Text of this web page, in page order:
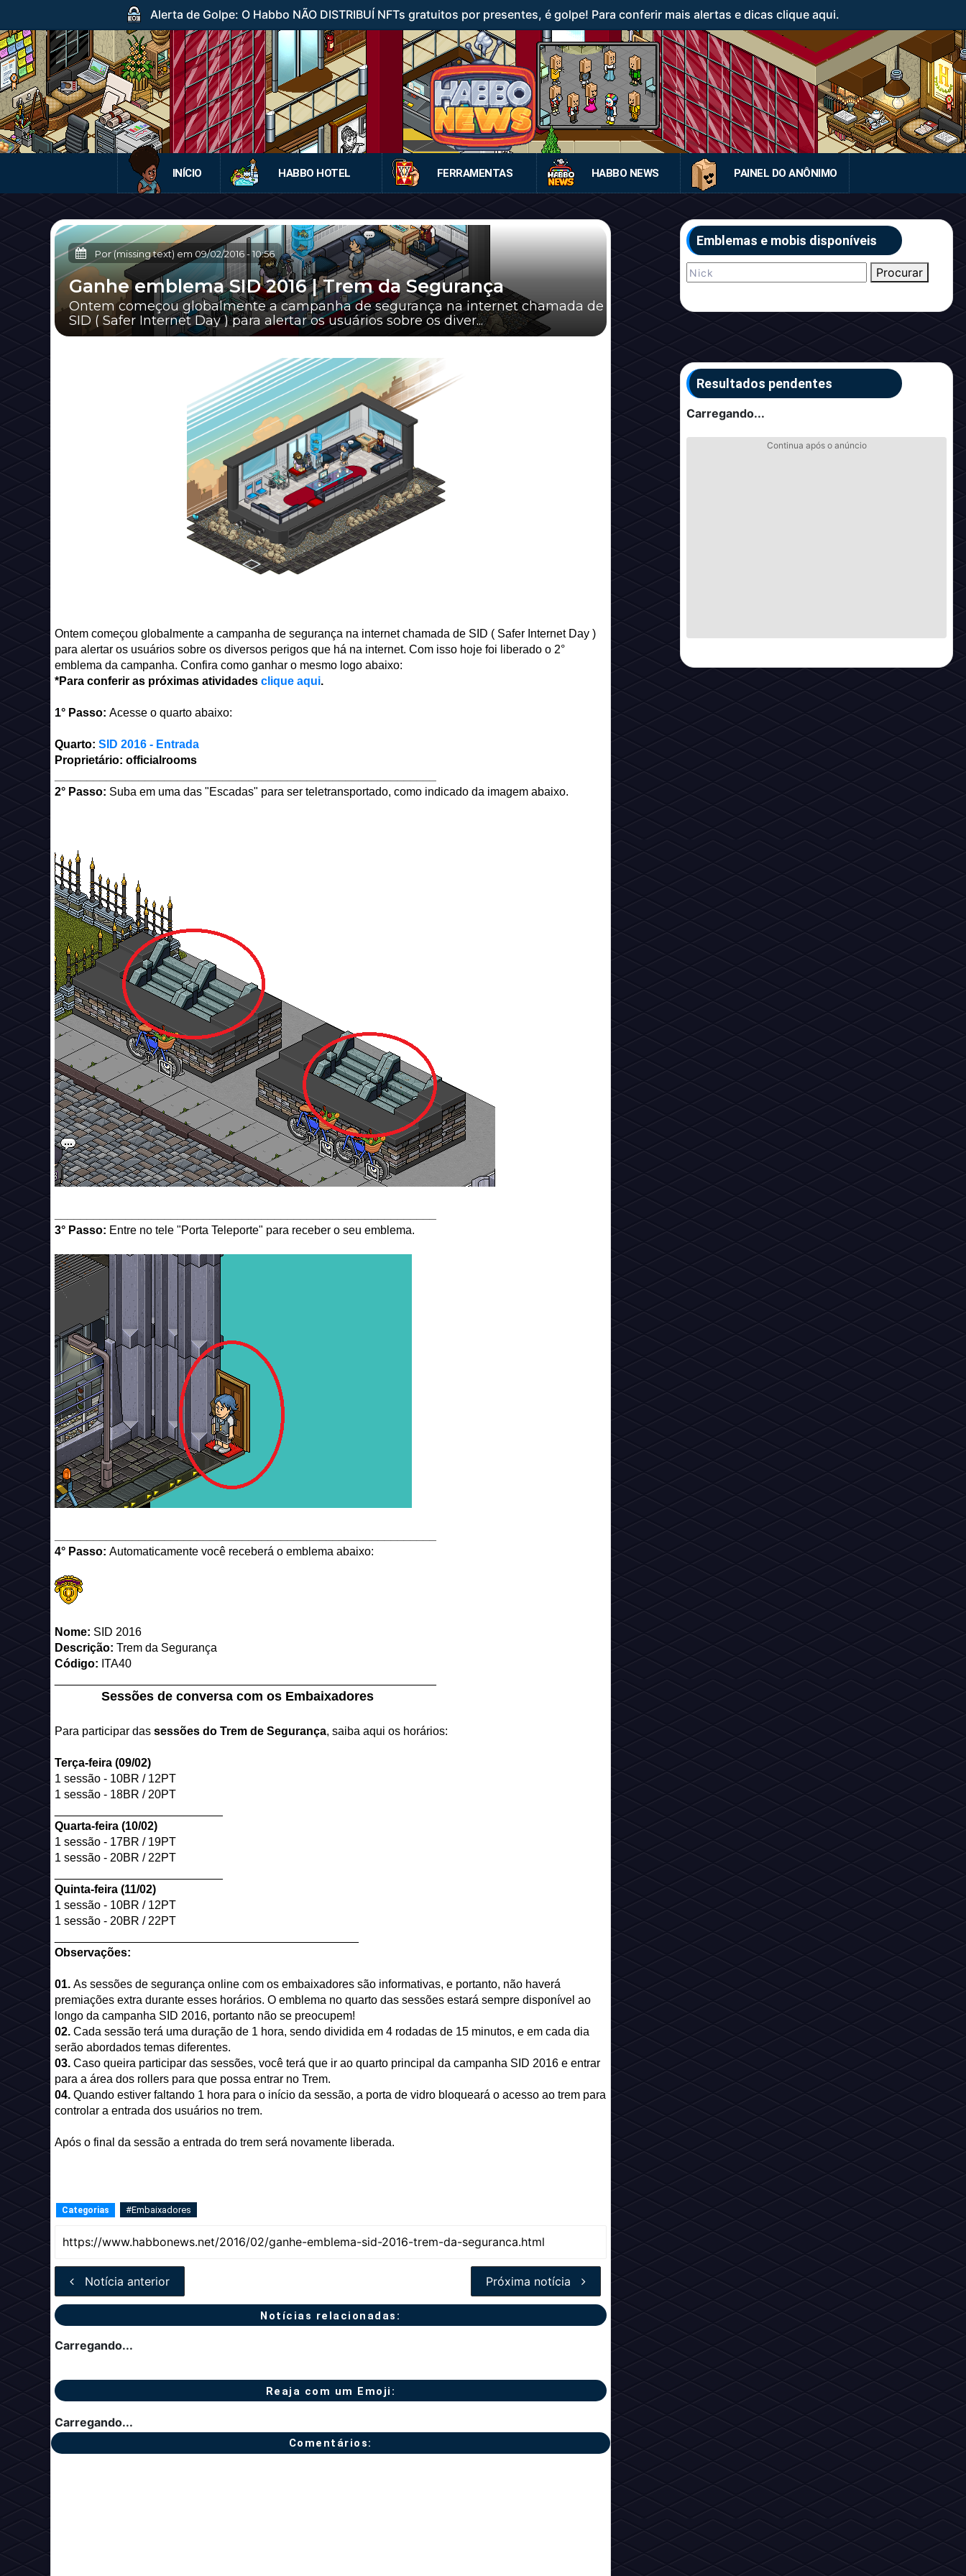
Alerta de Golpe: O Habbo NÃO DISTRIBUÍ NFTs gratuitos por presentes, é golpe! Para conferir mais alertas e dicas clique aqui.
INÍCIO HABBO HOTEL FERRAMENTAS HABBO NEWS PAINEL DO ANÔNIMO
Por (missing text) em 09/02/2016-10:56
Ganhe emblema SID 2016 | Trem da Segurança
Ontem começou globalmente a campanha de segurança na internet chamada de
SID ( Safer Internet Day ) para alertar os usuários sobre os diver...
Ontem começou globalmente a campanha de segurança na internet chamada de SID ( Safer Internet Day )
para alertar os usuários sobre os diversos perigos que há na internet. Com isso hoje foi liberado o 2°
emblema da campanha. Confira como ganhar o mesmo logo abaixo:
*Para conferir as próximas atividades clique aqui.
1° Passo: Acesse o quarto abaixo:
Quarto: SID 2016 - Entrada
Proprietário: officialrooms
2° Passo: Suba em uma das "Escadas" para ser teletransportado, como indicado da imagem abaixo.
3° Passo: Entre no tele "Porta Teleporte" para receber o seu emblema.
4° Passo: Automaticamente você receberá o emblema abaixo:
Nome: SID 2016
Descrição: Trem da Segurança
Código: ITA40
Sessões de conversa com os Embaixadores
Para participar das sessões do Trem de Segurança, saiba aqui os horários:
Terça-feira (09/02)
1 sessão - 10BR / 12PT
1 sessão - 18BR / 20PT
Quarta-feira (10/02)
1 sessão - 17BR / 19PT
1 sessão - 20BR / 22PT
Quinta-feira (11/02)
1 sessão - 10BR / 12PT
1 sessão - 20BR / 22PT
Observações:
01. As sessões de segurança online com os embaixadores são informativas, e portanto, não haverá
premiações extra durante esses horários. O emblema no quarto das sessões estará sempre disponível ao
longo da campanha SID 2016, portanto não se preocupem!
02. Cada sessão terá uma duração de 1 hora, sendo dividida em 4 rodadas de 15 minutos, e em cada dia
serão abordados temas diferentes.
03. Caso queira participar das sessões, você terá que ir ao quarto principal da campanha SID 2016 e entrar
para a área dos rollers para que possa entrar no Trem.
04. Quando estiver faltando 1 hora para o início da sessão, a porta de vidro bloqueará o acesso ao trem para
controlar a entrada dos usuários no trem.
Após o final da sessão a entrada do trem será novamente liberada.
Categorias #Embaixadores
Notícia anterior Próxima notícia
Notícias relacionadas:
Carregando...
Reaja com um Emoji:
Carregando...
Comentários:
Emblemas e mobis disponíveis
Procurar
Resultados pendentes
Carregando...